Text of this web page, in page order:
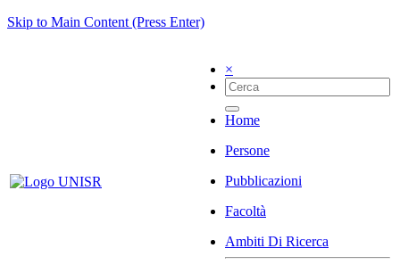
Skip to Main Content (Press Enter)
×
Home
Persone
Pubblicazioni
Facoltà
Ambiti Di Ricerca